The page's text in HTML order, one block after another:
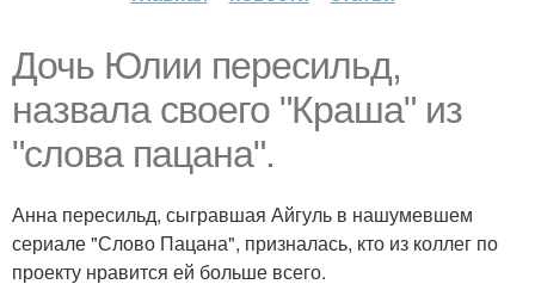
Дочь Юлии пересильд,
назвала своего "Краша" из
"слова пацана".
Анна пересильд, сыгравшая Айгуль в нашумевшем
сериале "Слово Пацана", призналась, кто из коллег по
проекту нравится ей больше всего.